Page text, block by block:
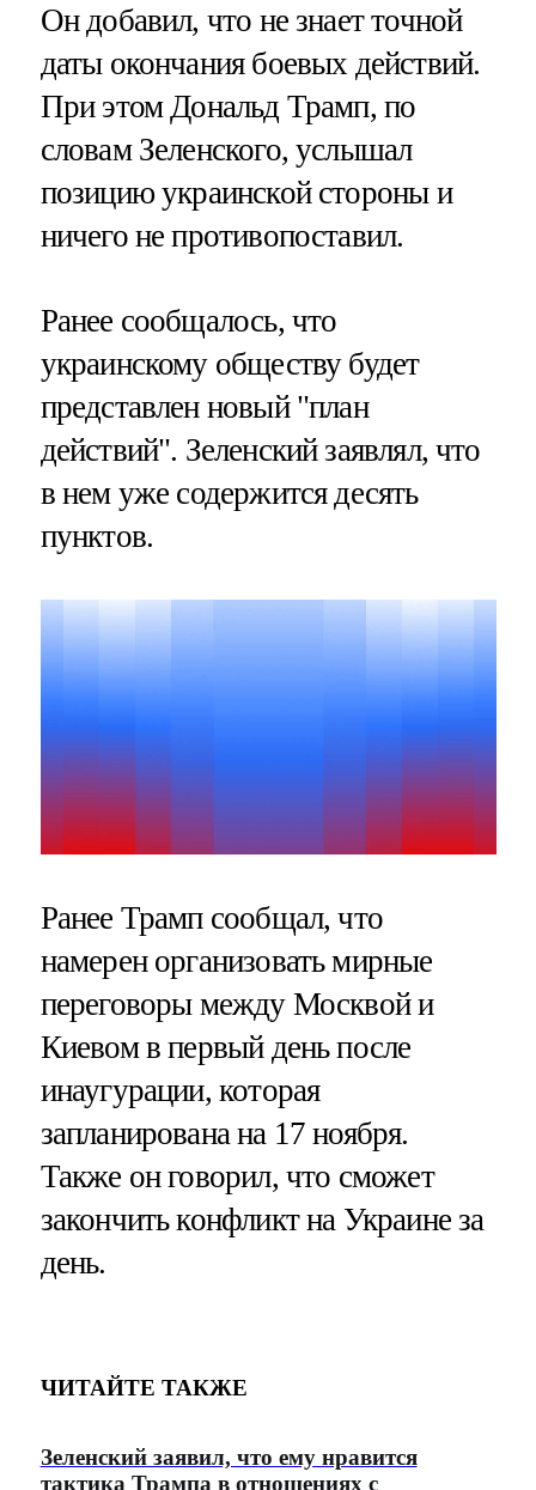
Он добавил, что не знает точной
даты окончания боевых действий.
При этом Дональд Трамп, по
словам Зеленского, услышал
позицию украинской стороны и
ничего не противопоставил.
Ранее сообщалось, что
украинскому обществу будет
представлен новый "план
действий". Зеленский заявлял, что
в нем уже содержится десять
пунктов.
Ранее Трамп сообщал, что
намерен организовать мирные
переговоры между Москвой и
Киевом в первый день после
инаугурации, которая
запланирована на 17 ноября.
Также он говорил, что сможет
закончить конфликт на Украине за
день.
ЧИТАЙТЕ ТАКЖЕ
Зеленский заявил, что ему нравится
тактика Трампа в отношениях с